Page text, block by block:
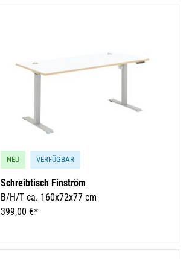
NEU VERFÜGBAR
Schreibtisch Finström
B/H/T ca. 160x72x77 cm
399,00 €*